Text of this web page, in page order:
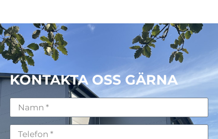
KONTAKTA OSS GÄRNA